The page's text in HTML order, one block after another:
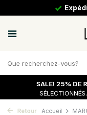
SALE! 25% DE
SÉLECTIONNÉS.
Retour Accueil